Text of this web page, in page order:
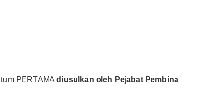
PERTAMAdiusulkan oleh Pejabat Pembina